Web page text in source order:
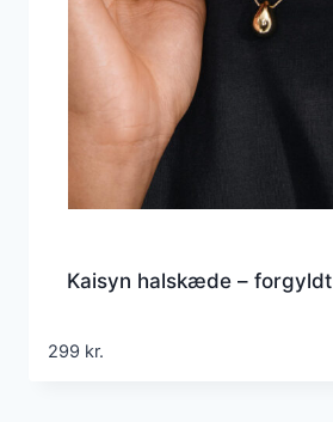
Kaisyn halskæde – forgyldt
299 kr.